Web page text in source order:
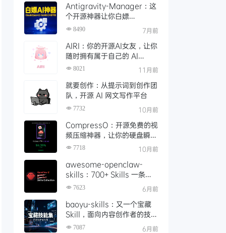
Antigravity-Manager：这
个开源神器让你白嫖
ClaudeOpus 4.5，Gemini
3！还能接Claude Code等
任意平台
8490 7月前
AIRI：你的开源AI女友，让你
随时拥有属于自己的 AI
VTuber
8021 11月前
就要创作：从提示词到创作团
队，开源 AI 网文写作平台
7732 10月前
CompressO：开源免费的视
频压缩神器，让你的硬盘瞬间
轻松 10 倍
7718 10月前
awesome-openclaw-
skills：700+ Skills 一条命
令装配完成，如何让本地 AI
7623 6月前
baoyu-skills：又一个宝藏
Skill，面向内容创作者的技能
集，支持图文生成、发布与处
7087 6月前